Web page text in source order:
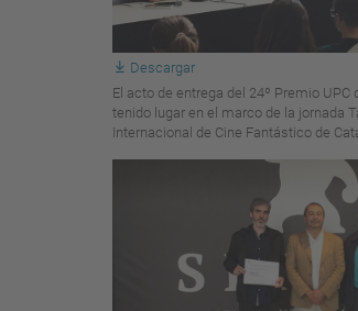
Descargar
El acto de entrega del 24º Premio UPC
tenido lugar en el marco de la jornada
Internacional de Cine Fantástico de